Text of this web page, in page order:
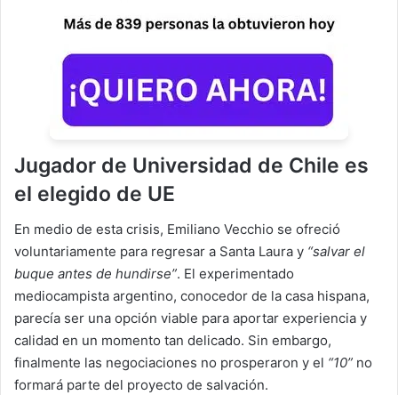
Jugador de Universidad de Chile es
el elegido de UE
En medio de esta crisis, Emiliano Vecchio se ofreció
voluntariamente para regresar a Santa Laura y “salvar el
buque antes de hundirse”. El experimentado
mediocampista argentino, conocedor de la casa hispana,
parecía ser una opción viable para aportar experiencia y
calidad en un momento tan delicado. Sin embargo,
finalmente las negociaciones no prosperaron y el “10” no
formará parte del proyecto de salvación.